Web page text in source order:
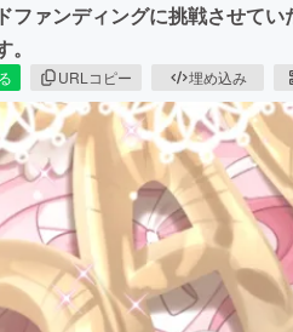
ファンディングに挑戦させて
URLコピー 埋め込み